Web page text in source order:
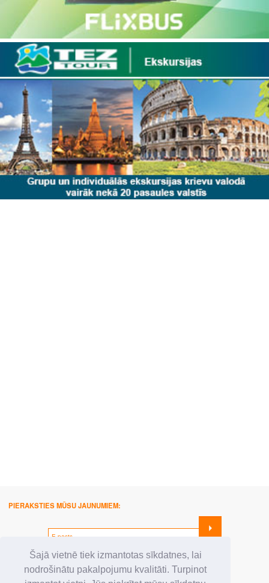
Šajā vietnē tiek izmantotas sīkdatnes, lai
nodrošinātu pakalpojumu kvalitāti. Turpinot
PIERAKSTIES MŪSU JAUNUMIEM:
SEKO MUMS: